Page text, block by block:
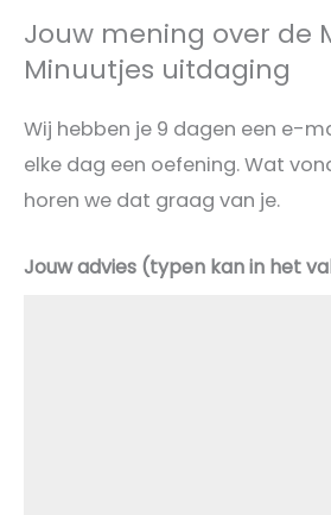
Jouw mening over de
Minuutjes uitdaging
Wij hebben je 9 dagen een e-
elke dag een oefening. Wat
horen we dat graag van je.
Jouw advies (typen kan in het